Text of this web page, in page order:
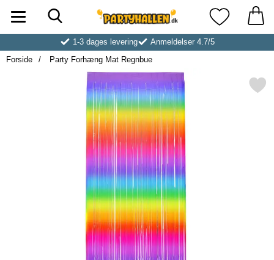
Startside for Partyhallen AB Mine
1-3 dages levering
Anmeldelser 4.7/5
Forside
Party Forhæng Mat Regnbue
Markér party Forhæng Mat